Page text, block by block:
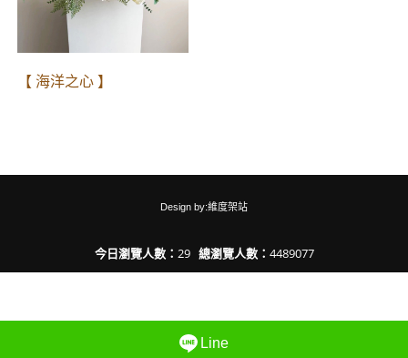
【 海洋之心 】
Design by:維度架站
Line
今日瀏覽人數： 29 總瀏覽人數： 4489077